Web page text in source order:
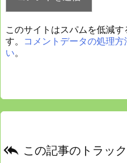
このサイトはスパムを低減
す。
コメントデータの処理
い。
 この記事のトラッ